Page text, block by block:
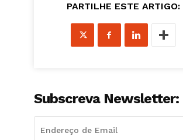
PARTILHE ESTE ARTIGO:
Subscreva Newsletter: